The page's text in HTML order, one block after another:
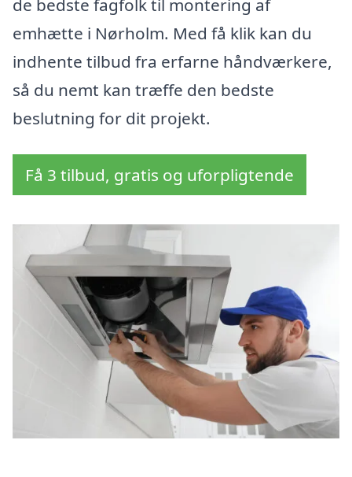
de bedste fagfolk til montering af
emhætte i Nørholm. Med få klik kan du
indhente tilbud fra erfarne håndværkere,
så du nemt kan træffe den bedste
beslutning for dit projekt.
Få 3 tilbud, gratis og uforpligtende